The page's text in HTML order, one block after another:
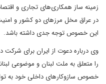
زمینه ساز همکاری‌های تجاری و
در عراق مخل مرزهای دو کشور و
این خصوص توجه جدی داشته باشد.
وی درباره دعوت از ایران برای
را متعلق به ملت لبنان و موضوعی
خصوص سازوکارهای داخلی خود به